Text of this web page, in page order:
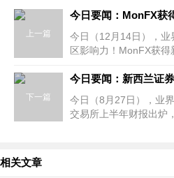
上一篇
今日（12月14日），
区影响力！MonFX获
性；FXTRADING.com
下一篇
今日（8月27日），业
交易所上半年财报出炉
相关文章